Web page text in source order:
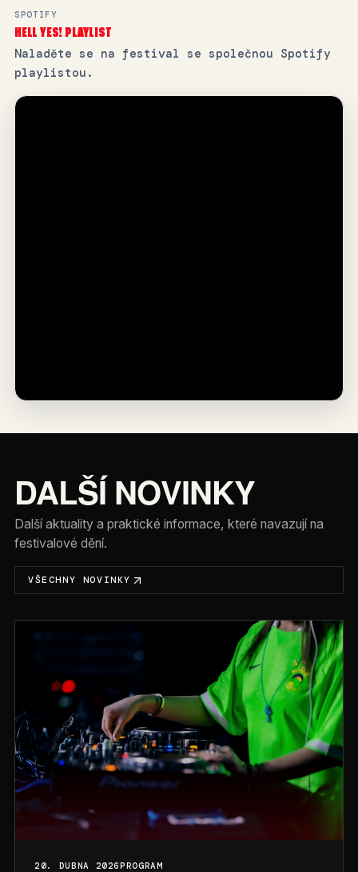
SPOTIFY
HELL YES! PLAYLIST
Naladěte se na festival se společnou Spotify
playlistou.
DALŠÍ NOVINKY
Další aktuality a praktické informace, které navazují na
festivalové dění.
VŠECHNY NOVINKY
20. DUBNA 2026PROGRAM